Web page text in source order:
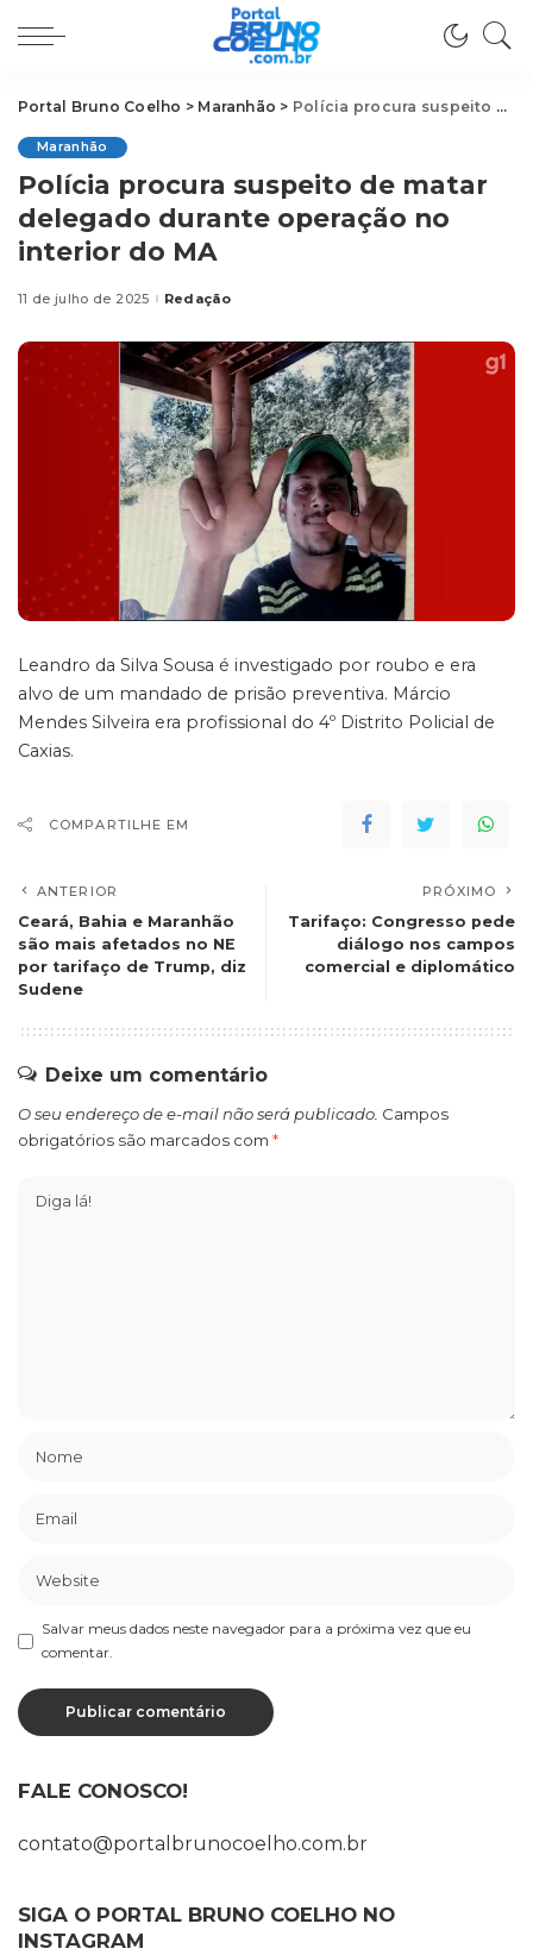
Portal Bruno Coelho > Maranhão > Polícia procura suspeito de matar delegado durante operação no interior do MA
Maranhão
Polícia procura suspeito de matar
delegado durante operação no
interior do MA
11 de julho de 2025Posted
Redação
Leandro da Silva Sousa é investigado por roubo e era
alvo de um mandado de prisão preventiva. Márcio
Mendes Silveira era profissional do 4º Distrito Policial de
Caxias.
COMPARTILHE EM
ANTERIOR
Ceará, Bahia e Maranhão
são mais afetados no NE
por tarifaço de Trump, diz
Sudene
PRÓXIMO
Tarifaço: Congresso pede
diálogo nos campos
comercial e diplomático
Deixe um comentário
O seu endereço de e-mail não será publicado. Campos
obrigatórios são marcados com *
Salvar meus dados neste navegador para a próxima vez que eu
comentar.
FALE CONOSCO!
contato@portalbrunocoelho.com.br
SIGA O PORTAL BRUNO COELHO NO
INSTAGRAM